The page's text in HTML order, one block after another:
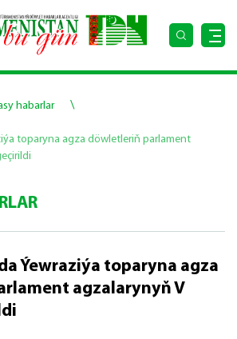
habarlar \
toparyna agza döwletleriň parlament
Ýewraziýa toparyna agza
agzalarynyň V